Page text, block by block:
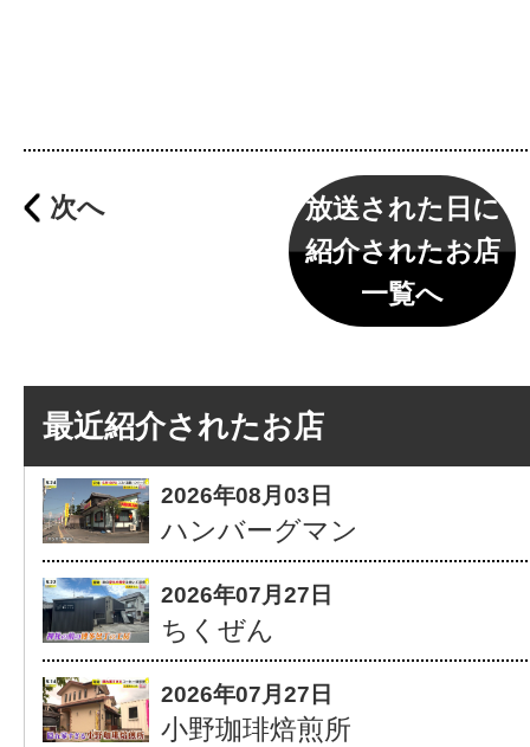
次へ
放送された日に
紹介されたお店
一覧へ
最近紹介されたお店
2026年08月03日
ハンバーグマン
2026年07月27日
ちくぜん
2026年07月27日
小野珈琲焙煎所